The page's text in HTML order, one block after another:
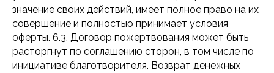
значение своих действий, имеет полное право на их
совершение и полностью принимает условия
оферты. 6.3. Договор пожертвования может быть
расторгнут по соглашению сторон, в том числе по
инициативе благотворителя. Возврат денежных